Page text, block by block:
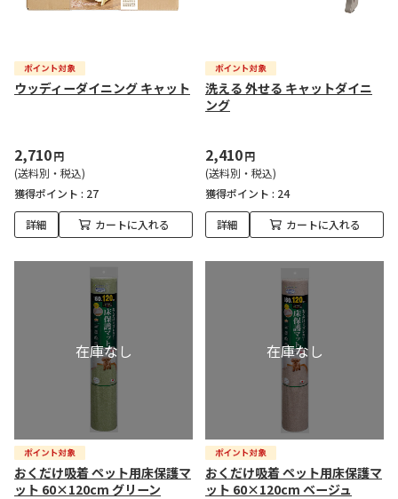
ウッディーダイニング キャット
2,710円
(送料別・税込)
獲得ポイント : 27
詳細 カートに入れる
洗える 外せる キャットダイニ
ング
2,410円
(送料別・税込)
獲得ポイント : 24
詳細 カートに入れる
おくだけ吸着 ペット用床保護マ
ット 60×120cm グリーン
おくだけ吸着 ペット用床保護マ
ット 60×120cm ベージュ